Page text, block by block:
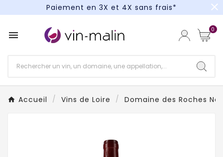
Paiement en 3X et 4X sans frais*
Paiement en 3X et 4X sans frais*
close
 0
Accueil Vins de Loire Domaine des Roches